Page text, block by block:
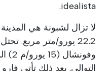
idealista.
لا تزال لشبونة هي